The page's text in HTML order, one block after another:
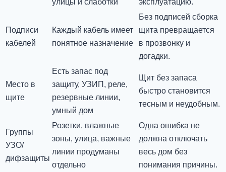
улицы и слаботки эксплуатацию.
Подписи
кабелей
Каждый кабель имеет
понятное назначение
Без подписей сборка
щита превращается
в прозвонку и
догадки.
Место в
щите
Есть запас под
защиту, УЗИП, реле,
резервные линии,
умный дом
Щит без запаса
быстро становится
тесным и неудобным.
Группы
УЗО/
дифзащиты
Розетки, влажные
зоны, улица, важные
линии продуманы
отдельно
Одна ошибка не
должна отключать
весь дом без
понимания причины.